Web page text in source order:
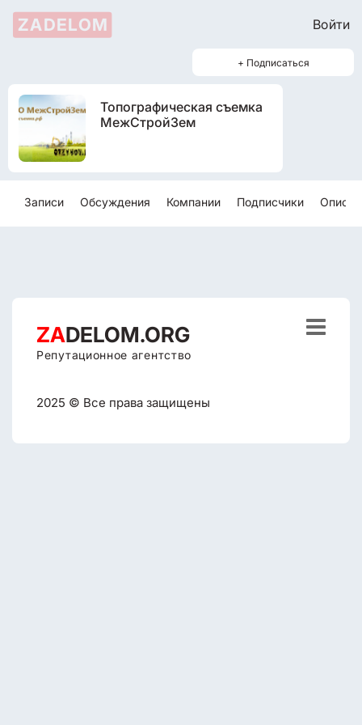
ZADELOM Войти
+ Подписаться
Топографическая съемка
МежСтройЗем
Записи Обсуждения Компании Подписчики
ZADELOM.ORG
Репутационное агентство
2025 © Все права защищены
